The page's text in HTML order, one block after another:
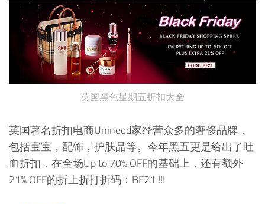
英国黑色星期五折扣大全
英国著名折扣电商Unineed家经营众多的奢侈品牌，
包括宝宝，配饰，护肤品等。今年黑五更是给出了吐
血折扣，在全场Up to 70% OFF的基础上，还有额外
21% OFF的折上折打折码：BF21 !!!